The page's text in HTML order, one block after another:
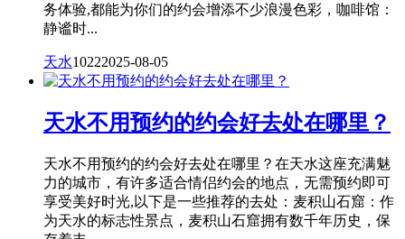
务体验,都能为你们的约会增添不少浪漫色彩，咖啡馆：
静谧时...
天水10222025-08-05
天水不用预约的约会好去处在哪里？
天水不用预约的约会好去处在哪里？在天水这座充满魅
力的城市，有许多适合情侣约会的地点，无需预约即可
享受美好时光,以下是一些推荐的去处：麦积山石窟：作
为天水的标志性景点，麦积山石窟拥有数千年历史，保